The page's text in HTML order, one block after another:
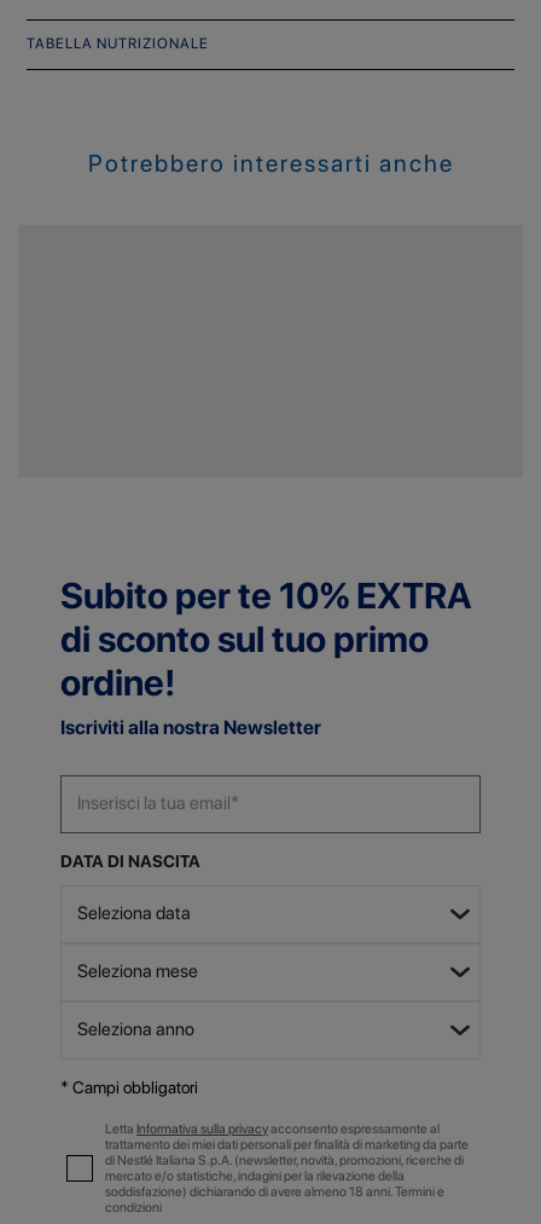
TABELLA NUTRIZIONALE
Potrebbero interessarti anche
Subito per te 10% EXTRA
di sconto sul tuo primo
ordine!
Iscriviti alla nostra Newsletter
DATA DI NASCITA
* Campi obbligatori
Letta Informativa sulla privacyacconsento espressamente al
trattamento dei miei dati personali per finalità di marketing da parte
di Nestlé Italiana S.p.A. (newsletter, novità, promozioni, ricerche di
mercato e/o statistiche, indagini per la rilevazione della
soddisfazione) dichiarando di avere almeno 18 anni. Termini e
condizioni